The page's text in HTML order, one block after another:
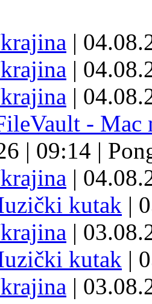
|
|
|
- Mac
| 09:14 |
|
kutak |
|
kutak |
|